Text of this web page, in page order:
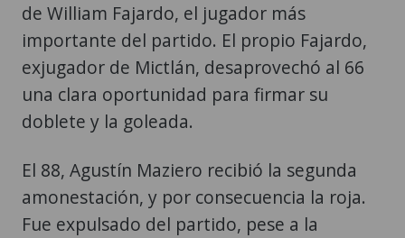
de William Fajardo, el jugador más
importante del partido. El propio Fajardo,
exjugador de Mictlán, desaprovechó al 66
una clara oportunidad para firmar su
doblete y la goleada.
El 88, Agustín Maziero recibió la segunda
amonestación, y por consecuencia la roja.
Fue expulsado del partido, pese a la